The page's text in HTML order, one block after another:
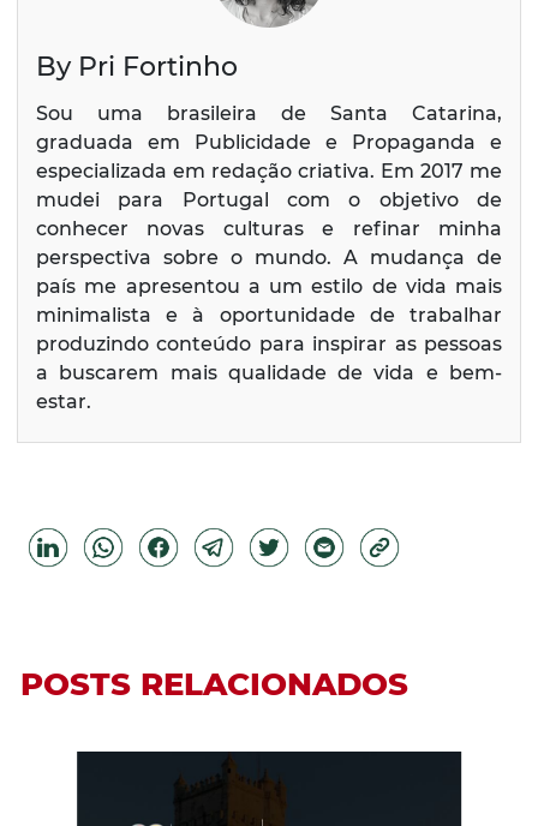
By Pri Fortinho
Sou uma brasileira de Santa Catarina,
graduada em Publicidade e Propaganda e
especializada em redação criativa. Em 2017 me
mudei para Portugal com o objetivo de
conhecer novas culturas e refinar minha
perspectiva sobre o mundo. A mudança de
país me apresentou a um estilo de vida mais
minimalista e à oportunidade de trabalhar
produzindo conteúdo para inspirar as pessoas
a buscarem mais qualidade de vida e bem-
estar.
POSTS RELACIONADOS